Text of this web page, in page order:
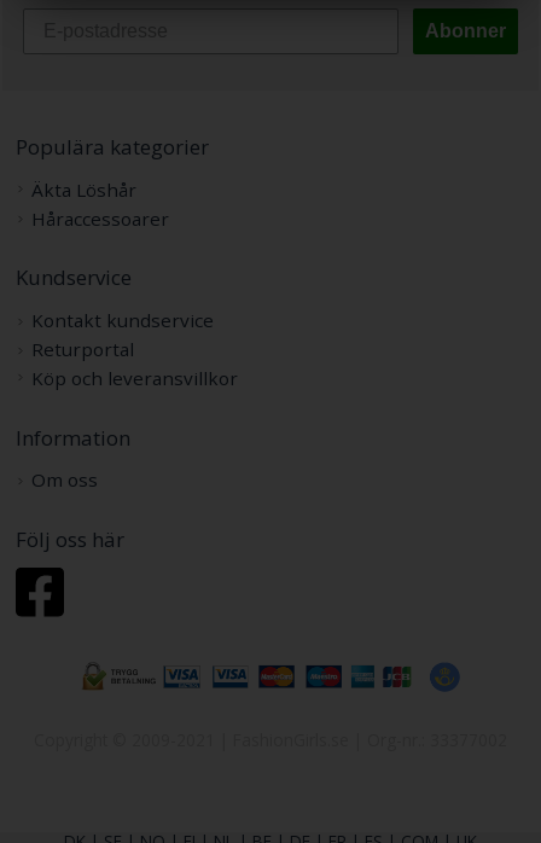
Abonner
Populära kategorier
Äkta Löshår
Håraccessoarer
Kundservice
Kontakt kundservice
Returportal
Köp och leveransvillkor
Information
Om oss
Följ oss här